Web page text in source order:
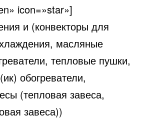
icon=»star»]
и (конвекторы для
масляные
тепловые пушки,
обогреватели,
(тепловая завеса,
завеса))